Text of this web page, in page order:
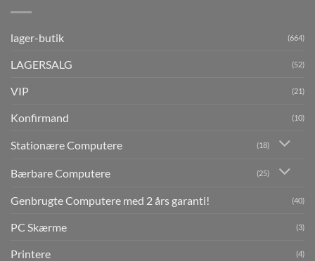
lager-butik (664)
LAGERSALG (52)
VIP (21)
Konfirmand (10)
Stationære Computere (18)
Bærbare Computere (25)
Genbrugte Computere med 2 års garanti! (40)
PC Skærme (3)
Printere (4)